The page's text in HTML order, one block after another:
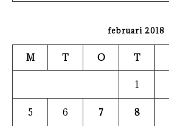
februari 2018
M T O T
1
5 6 7 8